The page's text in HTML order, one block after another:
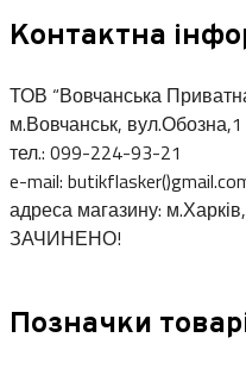
Контактна
ТОВ “Вовчанська
м.Вовчанськ, вул.Обозна,1
тел.: 099-224-93-21
e-mail:
адреса магазину:
ЗАЧИНЕНО!
Позначки